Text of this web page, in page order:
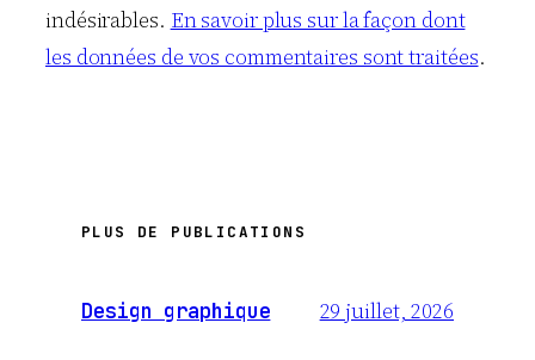
indésirables. En savoir plus sur la façon dont
les données de vos commentaires sont traitées.
PLUS DE PUBLICATIONS
Design graphique 29 juillet, 2026